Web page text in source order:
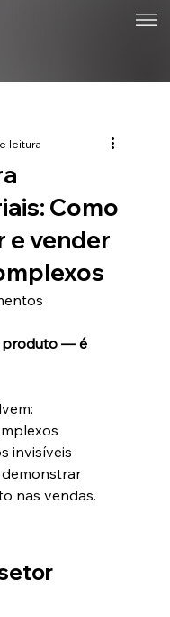
Como
e vender
leitura
produto — é
invisíveis
demonstrar
nas vendas.